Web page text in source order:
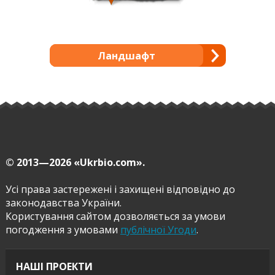
Ландшафт
© 2013—2026 «Ukrbio.com».
Усі права застережені і захищені відповідно до
законодавства України.
Користування сайтом дозволяється за умови
погодження з умовами публічної Угоди.
НАШІ ПРОЕКТИ